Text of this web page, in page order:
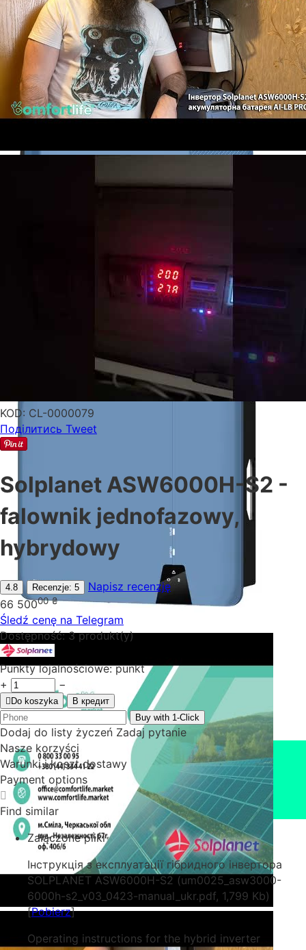
KOD: CL-0000079
Поділитись Tweet
Solplanet ASW6000H-S2 -
falownik jednofazowy,
hybrydowy
4.8 Recenzje: 5
Napisz recenzję
66 50000 ₴
Śledź cenę na Telegram
Dostępność: 3 produkt(y)
Punkty lojalnościowe: punkt
+
−
Do koszyka
В кредит
Buy with 1-Click
Dodaj do listy życzeń Zadaj pytanie
Nasze korzyści
Warunki i koszt dostawy
Payment options
Find similar
Załączone pliki
Інструкція з експлуатації гібридного інвертора
SOLPLANET ASW6000H-S2 (um0025_asw3000-
6000h-s2_v03_0423-manual_ukr.pdf, 1,799 Kb)
[Pobierz]
Operating instructions for the hybrid inverter